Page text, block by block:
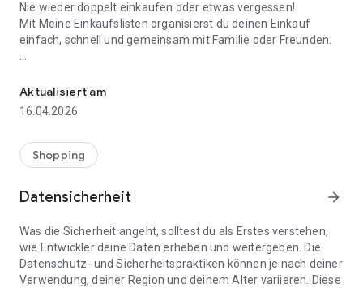
Nie wieder doppelt einkaufen oder etwas vergessen!
Mit Meine Einkaufslisten organisierst du deinen Einkauf
einfach, schnell und gemeinsam mit Familie oder Freunden.
👨‍👩‍👧 Gemeinsame Einkaufslisten in Echtzeit: Alle sehen
⚡ Superschnell & einfach: Liste in Sekunden erstellen und
sofort loslegen.
📱 Immer dabei: Deine Einkaufsliste ist jederzeit auf deinem
🤝 Teilen leicht gemacht: Lade andere ein und erledigt den
Einkauf gemeinsam.
Aktualisiert am
16.04.2026
Shopping
Datensicherheit arrow_forward
Was die Sicherheit angeht, solltest du als Erstes verstehen,
wie Entwickler deine Daten erheben und weitergeben. Die
Datenschutz- und Sicherheitspraktiken können je nach deiner
Verwendung, deiner Region und deinem Alter variieren. Diese